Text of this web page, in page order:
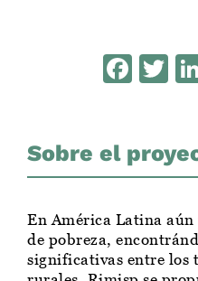
Sobre el
En América Latina
de pobreza,
significativas entre los